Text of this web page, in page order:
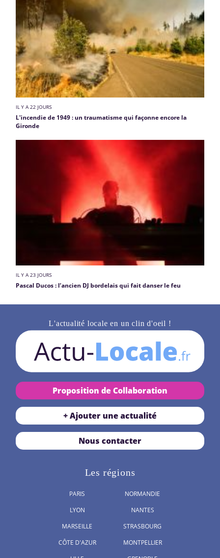
IL Y A 22 JOURS
L'incendie de 1949 : un traumatisme qui façonne encore la
Gironde
IL Y A 23 JOURS
Pascal Ducos : l’ancien DJ bordelais qui fait danser le feu
L'actualité locale en un clin d'oeil !
Proposition de Collaboration
+ Ajouter une actualité
Nous contacter
Les régions
PARIS
LYON
MARSEILLE
CÔTE D'AZUR
NORMANDIE
NANTES
STRASBOURG
MONTPELLIER